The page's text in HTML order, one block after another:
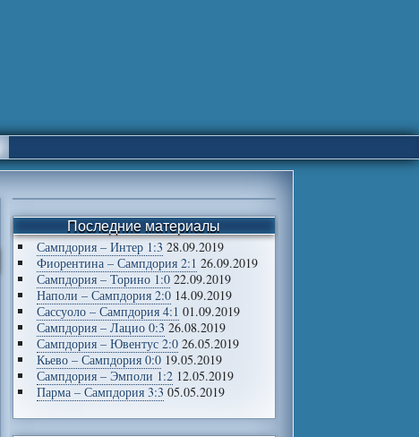
Последние материалы
Сампдория – Интер 1:3 28.09.2019
Фиорентина – Сампдория 2:1 26.09.2019
Сампдория – Торино 1:0 22.09.2019
Наполи – Сампдория 2:0 14.09.2019
Сассуоло – Сампдория 4:1 01.09.2019
Сампдория – Лацио 0:3 26.08.2019
Сампдория – Ювентус 2:0 26.05.2019
Кьево – Сампдория 0:0 19.05.2019
Сампдория – Эмполи 1:2 12.05.2019
Парма – Сампдория 3:3 05.05.2019